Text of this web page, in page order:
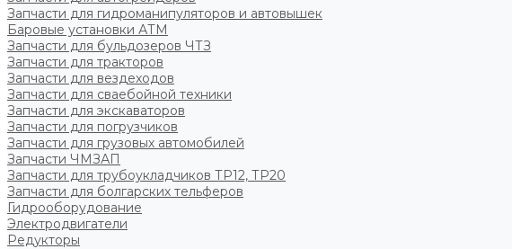
Запчасти для гидроманипуляторов и автовышек
Баровые установки АТМ
Запчасти для бульдозеров ЧТЗ
Запчасти для тракторов
Запчасти для вездеходов
Запчасти для сваебойной техники
Запчасти для экскаваторов
Запчасти для погрузчиков
Запчасти для грузовых автомобилей
Запчасти ЧМЗАП
Запчасти для трубоукладчиков ТР12, ТР20
Запчасти для болгарских тельферов
Гидрооборудование
Электродвигатели
Редукторы